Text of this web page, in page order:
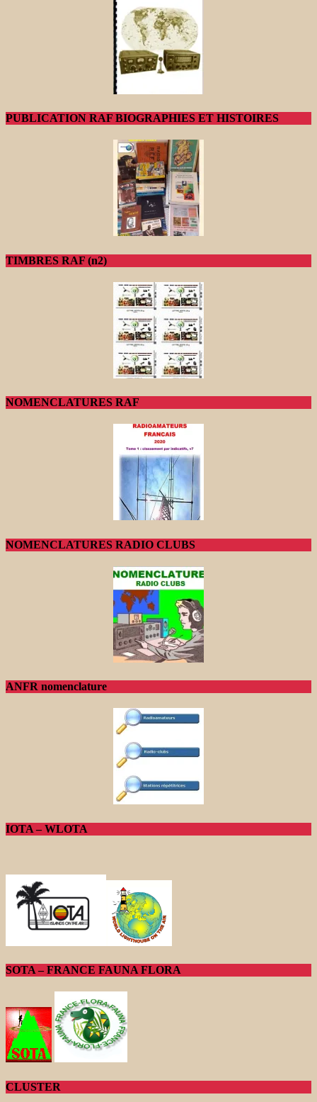
PUBLICATION RAF BIOGRAPHIES ET HISTOIRES
TIMBRES RAF (n2)
NOMENCLATURES RAF
NOMENCLATURES RADIO CLUBS
ANFR nomenclature
IOTA – WLOTA
SOTA – FRANCE FAUNA FLORA
CLUSTER